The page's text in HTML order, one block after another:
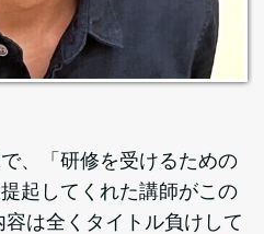
、「研修を受けるための
起してくれた講師がこの
は全くタイトル負けして